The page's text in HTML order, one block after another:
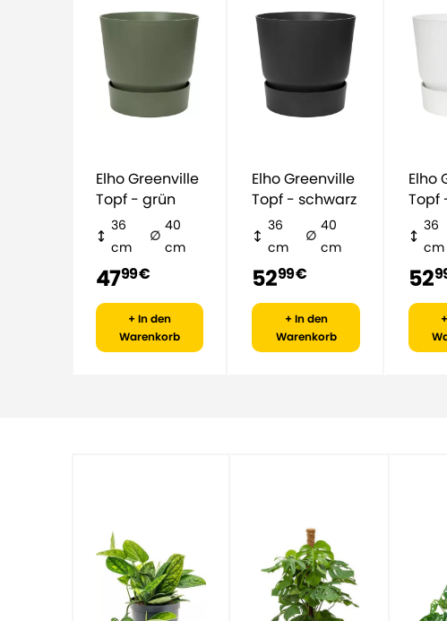
Elho Greenville
Topf - grün
36
cm
40
cm
4799 €
+ In den
Warenkorb
Elho Greenville
Topf - schwarz
36
cm
40
cm
5299 €
+ In den
Warenkorb
Elho Greenville
Topf
36
cm
52